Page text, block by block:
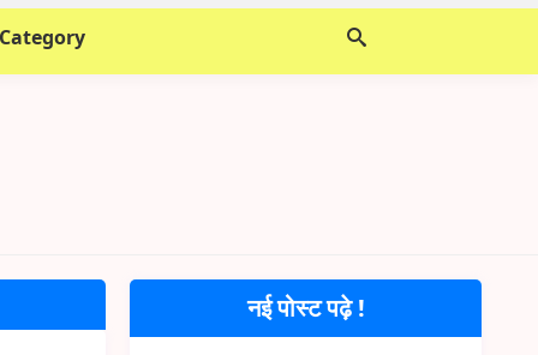
नई पोस्ट पढ़े !